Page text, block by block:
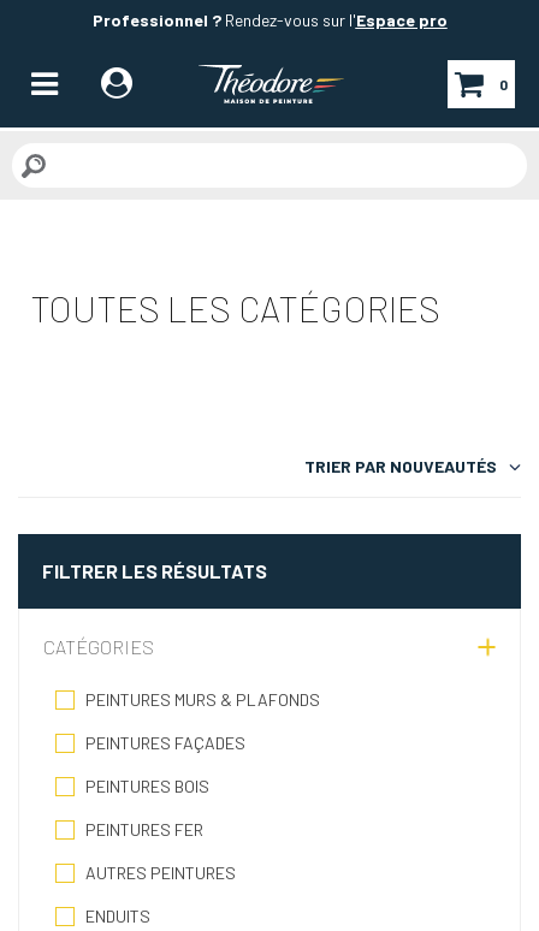
Professionnel ?Rendez-vous sur l'Espace pro
0
TOUTES LES CATÉGORIES
TRIER PAR NOUVEAUTÉS
FILTRER LES RÉSULTATS
CATÉGORIES
PEINTURES MURS & PLAFONDS
PEINTURES FAÇADES
PEINTURES BOIS
PEINTURES FER
AUTRES PEINTURES
ENDUITS